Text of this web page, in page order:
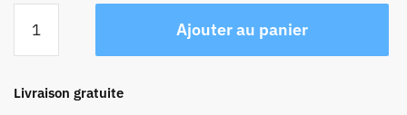
Sac
Homme
Ajouter au panier
Livraison gratuite